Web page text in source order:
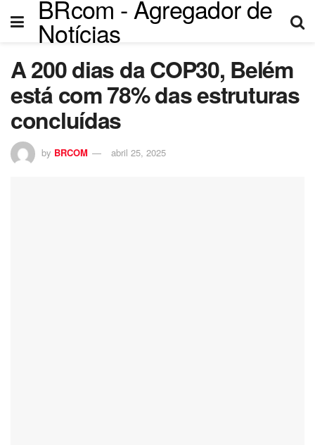
BRcom - Agregador de
Notícias
A 200 dias da COP30, Belém
está com 78% das estruturas
concluídas
by BRCOM abril 25, 2025